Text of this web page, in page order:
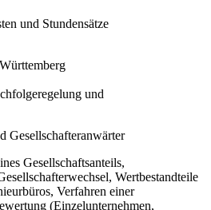
und Stundensätze
und
Gesellschafteranwärter
Gesellschaftsanteils,
Wertbestandteile
Verfahren einer
(Einzelunternehmen,